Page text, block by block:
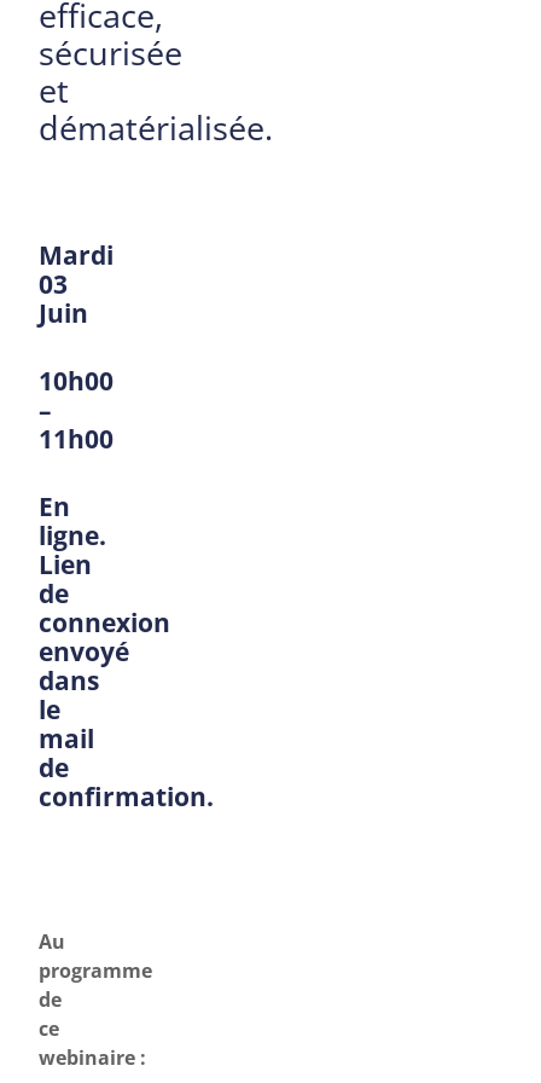
efficace,
sécurisée
et
dématérialisée.
Mardi
03
Juin
10h00
–
11h00
En
ligne.
Lien
de
connexion
envoyé
dans
le
mail
de
confirmation.
Au
programme
de
ce
webinaire :